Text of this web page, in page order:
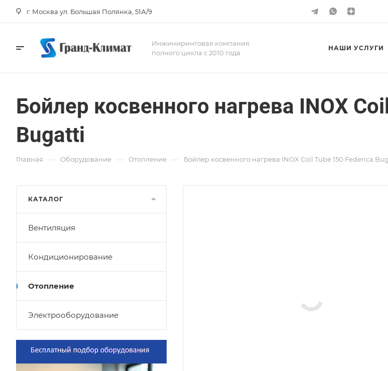
г. Москва ул. Большая Полянка, 51А/9
Инжиниринговая компания
полного цикла с 2010 года
НАШИ УСЛУГИ
Бойлер косвенного нагрева INOX
Bugatti
Главная — Оборудование — Отопление — Бойлер косвенного нагрева INOX Coil Tube 150 Federica
КАТАЛОГ
Вентиляция
Кондиционирование
Отопление
Электрооборудование